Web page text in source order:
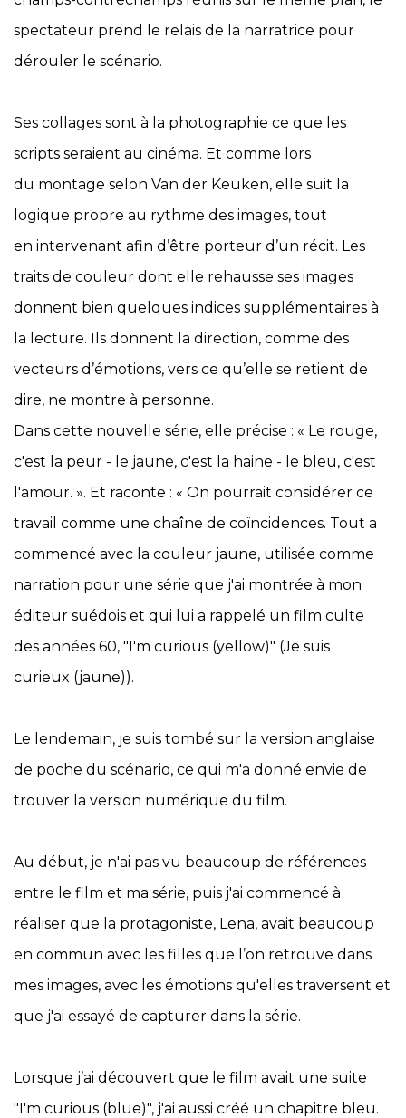
spectateur prend le relais de la narratrice pour
dérouler le scénario.
Ses collages sont à la photographie ce que les
scripts seraient au cinéma. Et comme lors
du montage selon Van der Keuken, elle suit la
logique propre au rythme des images, tout
en intervenant afin d’être porteur d’un récit. Les
traits de couleur dont elle rehausse ses images
donnent bien quelques indices supplémentaires à
la lecture. Ils donnent la direction, comme des
vecteurs d’émotions, vers ce qu’elle se retient de
dire, ne montre à personne.
Dans cette nouvelle série, elle précise : « Le rouge,
c'est la peur - le jaune, c'est la haine - le bleu, c'est
l'amour. ». Et raconte : « On pourrait considérer ce
travail comme une chaîne de coïncidences. Tout a
commencé avec la couleur jaune, utilisée comme
narration pour une série que j'ai montrée à mon
éditeur suédois et qui lui a rappelé un film culte
des années 60, "I'm curious (yellow)" (Je suis
curieux (jaune)).
Le lendemain, je suis tombé sur la version anglaise
de poche du scénario, ce qui m'a donné envie de
trouver la version numérique du film.
Au début, je n'ai pas vu beaucoup de références
entre le film et ma série, puis j'ai commencé à
réaliser que la protagoniste, Lena, avait beaucoup
en commun avec les filles que l’on retrouve dans
mes images, avec les émotions qu'elles traversent et
que j'ai essayé de capturer dans la série.
Lorsque j’ai découvert que le film avait une suite
"I'm curious (blue)", j'ai aussi créé un chapitre bleu.